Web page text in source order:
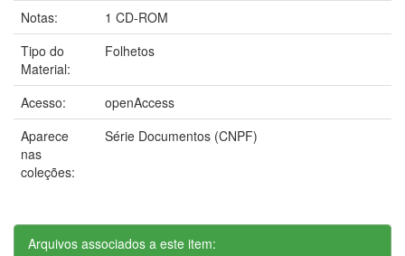
Notas:
1 CD-ROM
Tipo do
Material:
Folhetos
Acesso:
openAccess
Aparece
nas
coleções:
Série Documentos (CNPF)
Arquivos associados a este item: